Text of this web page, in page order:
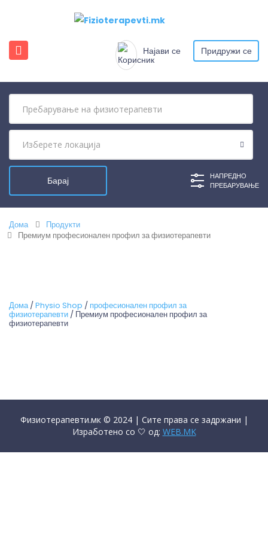
Најави се Придружи се
НАПРЕДНО
ПРЕБАРУВАЊЕ
Дома
Продукти
Премиум професионален профил за физиотерапевти
Дома/Physio Shop / професионален профил за
физиотерапевти / Премиум професионален профил за
физиотерапевти
Физиотерапевти.мк © 2024 | Сите права се задржани |
Изработено со 🤍 од: WEB.MK